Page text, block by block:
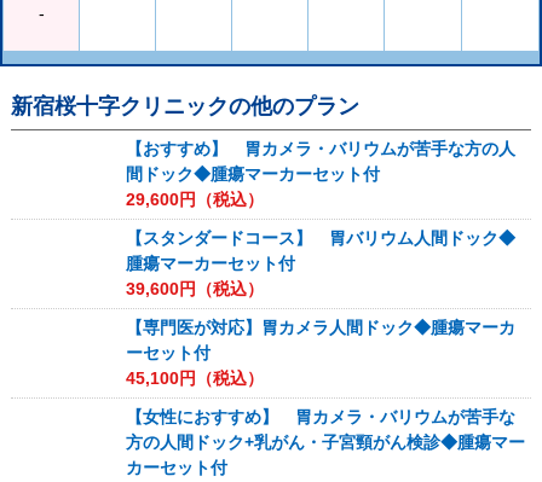
-
新宿桜十字クリニックの他のプラン
【おすすめ】 胃カメラ・バリウムが苦手な方の人
間ドック◆腫瘍マーカーセット付
29,600円（税込）
【スタンダードコース】 胃バリウム人間ドック◆
腫瘍マーカーセット付
39,600円（税込）
【専門医が対応】胃カメラ人間ドック◆腫瘍マーカ
ーセット付
45,100円（税込）
【女性におすすめ】 胃カメラ・バリウムが苦手な
方の人間ドック+乳がん・子宮頸がん検診◆腫瘍マー
カーセット付